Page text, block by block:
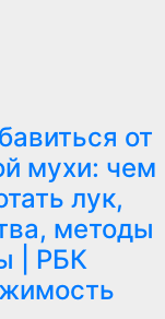
от
мухи: чем
лук,
методы
| РБК